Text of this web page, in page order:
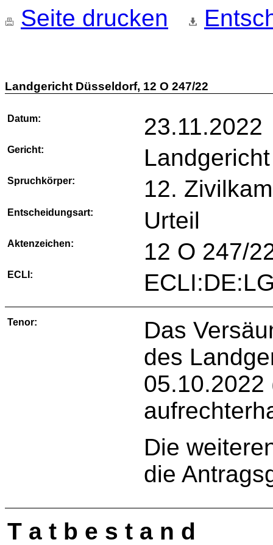
Seite drucken
Landgericht Düsseldorf, 12 O 247/22
Datum: 23.11.2022
Gericht:
Spruchkörper: 12.
Entscheidungsart: Urteil
Aktenzeichen: 12 O 247/
ECLI:
Tenor:
Das
des
05.10.2022
Die
die
T a t b e s t a n d